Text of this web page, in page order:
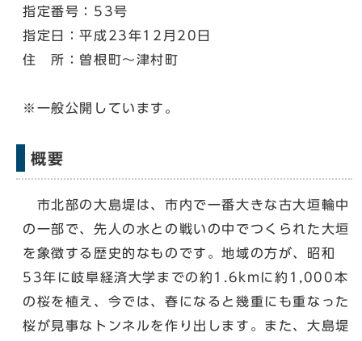
指定番号：53号
指定日：平成23年12月20日
住 所：曽根町～津村町
※一般公開しています。
概要
市北部の大島堤は、市内で一番大きな古大垣輪中
の一部で、先人の水との戦いの中でつくられた大垣
を象徴する歴史的なものです。地域の方が、昭和
53年に岐阜経済大学までの約1.6kmに約1,000本
の桜を植え、今では、春になると幾重にも重なった
桜が見事なトンネルを作り出します。また、大島堤